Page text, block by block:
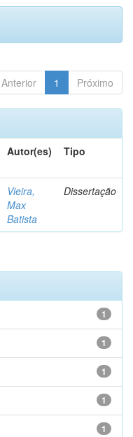
Anterior 1 Próximo
Autor(es) Tipo
Vieira,
Max
Batista
Dissertação
1
1
1
1
1